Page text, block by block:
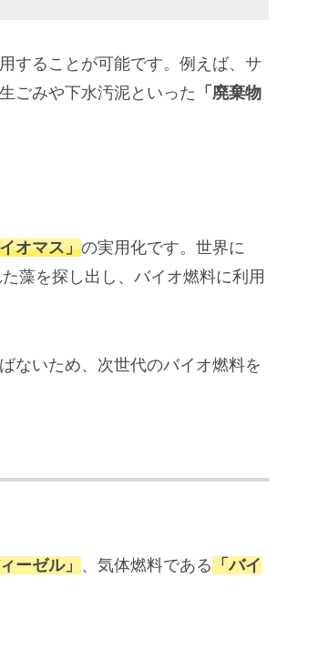
することが可能です。例えば、サ
ごみや下水汚泥といった 「廃棄物
オマス」の実用化です。世界に
藻を探し出し、バイオ燃料に利用
ないため、次世代のバイオ燃料を
ーゼル」 、気体燃料である 「バイ